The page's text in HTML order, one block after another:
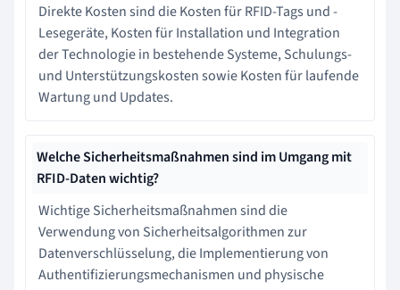
Direkte Kosten sind die Kosten für RFID-Tags und -
Lesegeräte, Kosten für Installation und Integration
der Technologie in bestehende Systeme, Schulungs-
und Unterstützungskosten sowie Kosten für laufende
Wartung und Updates.
Welche Sicherheitsmaßnahmen sind im Umgang mit
RFID-Daten wichtig?
Wichtige Sicherheitsmaßnahmen sind die
Verwendung von Sicherheitsalgorithmen zur
Datenverschlüsselung, die Implementierung von
Authentifizierungsmechanismen und physische